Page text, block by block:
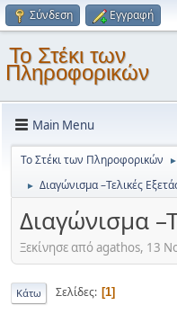
Σύνδεση Εγγραφή
Το Στέκι των
Πληροφορικών
Main Menu
Το Στέκι των Πληροφορικών ►
► Διαγώνισμα –Τελικές
Διαγώνισμα
Ξεκίνησε από agathos, 13
Κάτω Σελίδες 1